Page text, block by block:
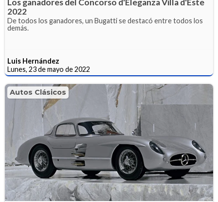
Los ganadores del Concorso d'Eleganza Villa d'Este
2022
De todos los ganadores, un Bugatti se destacó entre todos los
demás.
Luis Hernández
Lunes, 23 de mayo de 2022
Autos Clásicos